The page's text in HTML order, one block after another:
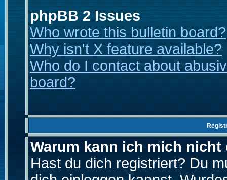
phpBB 2 Issues
Who wrote this bulletin board?
Why isn't X feature available?
Who do I contact about
board?
Warum kann ich mich nicht
Hast du dich registriert? Du